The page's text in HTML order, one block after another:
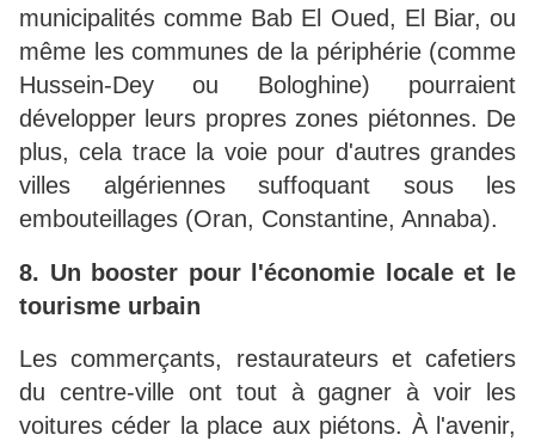
municipalités comme Bab El Oued, El Biar, ou
même les communes de la périphérie (comme
Hussein-Dey ou Bologhine) pourraient
développer leurs propres zones piétonnes. De
plus, cela trace la voie pour d'autres grandes
villes algériennes suffoquant sous les
embouteillages (Oran, Constantine, Annaba).
8. Un booster pour l'économie locale et le
tourisme urbain
Les commerçants, restaurateurs et cafetiers
du centre-ville ont tout à gagner à voir les
voitures céder la place aux piétons. À l'avenir,